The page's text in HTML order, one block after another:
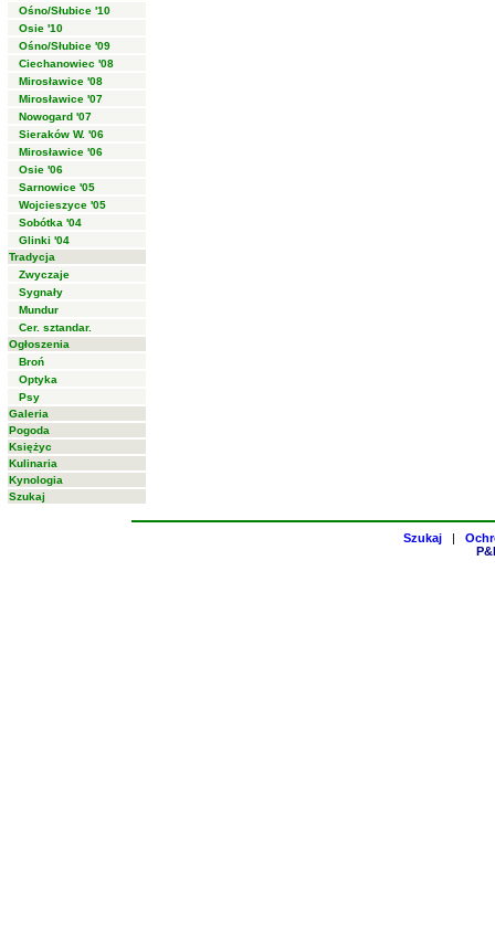
Ośno/Słubice '10
Osie '10
Ośno/Słubice '09
Ciechanowiec '08
Mirosławice '08
Mirosławice '07
Nowogard '07
Sieraków W. '06
Mirosławice '06
Osie '06
Sarnowice '05
Wojcieszyce '05
Sobótka '04
Glinki '04
Tradycja
Zwyczaje
Sygnały
Mundur
Cer. sztandar.
Ogłoszenia
Broń
Optyka
Psy
Galeria
Pogoda
Księżyc
Kulinaria
Kynologia
Szukaj
Szukaj |